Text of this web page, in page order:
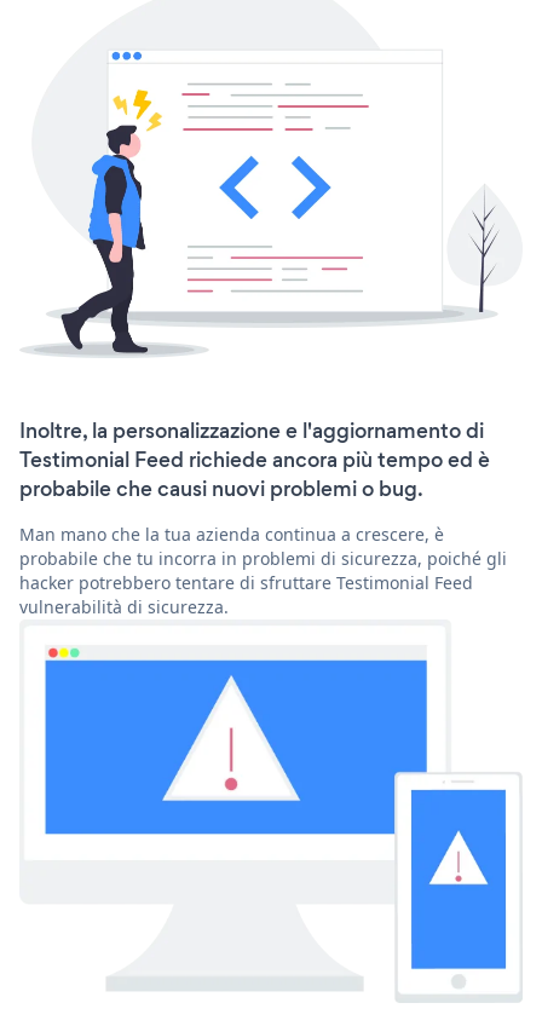
Inoltre, la personalizzazione e l'aggiornamento di
Testimonial Feed richiede ancora più tempo ed è
probabile che causi nuovi problemi o bug.
Man mano che la tua azienda continua a crescere, è
probabile che tu incorra in problemi di sicurezza, poiché gli
hacker potrebbero tentare di sfruttare Testimonial Feed
vulnerabilità di sicurezza.